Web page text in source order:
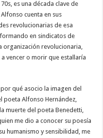
es una década clave de
cuenta en sus
revolucionarias de esa
en sindicatos de
organización revolucionaria,
vencer o morir que estallaría
qué asocio la imagen del
poeta Alfonso Hernández,
muerte del poeta Benedetti,
me dio a conocer su poesía
humanismo y sensibilidad, me